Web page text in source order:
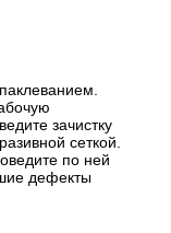
зачистку
сеткой.
по ней
дефекты